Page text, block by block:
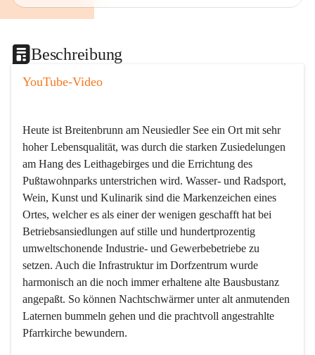
Beschreibung
YouTube-Video
Heute ist Breitenbrunn am Neusiedler See ein Ort mit sehr
hoher Lebensqualität, was durch die starken Zusiedelungen
am Hang des Leithagebirges und die Errichtung des
Pußtawohnparks unterstrichen wird. Wasser- und Radsport,
Wein, Kunst und Kulinarik sind die Markenzeichen eines
Ortes, welcher es als einer der wenigen geschafft hat bei
Betriebsansiedlungen auf stille und hundertprozentig
umweltschonende Industrie- und Gewerbebetriebe zu
setzen. Auch die Infrastruktur im Dorfzentrum wurde
harmonisch an die noch immer erhaltene alte Bausbustanz
angepaßt. So können Nachtschwärmer unter alt anmutenden
Laternen bummeln gehen und die prachtvoll angestrahlte
Pfarrkirche bewundern.